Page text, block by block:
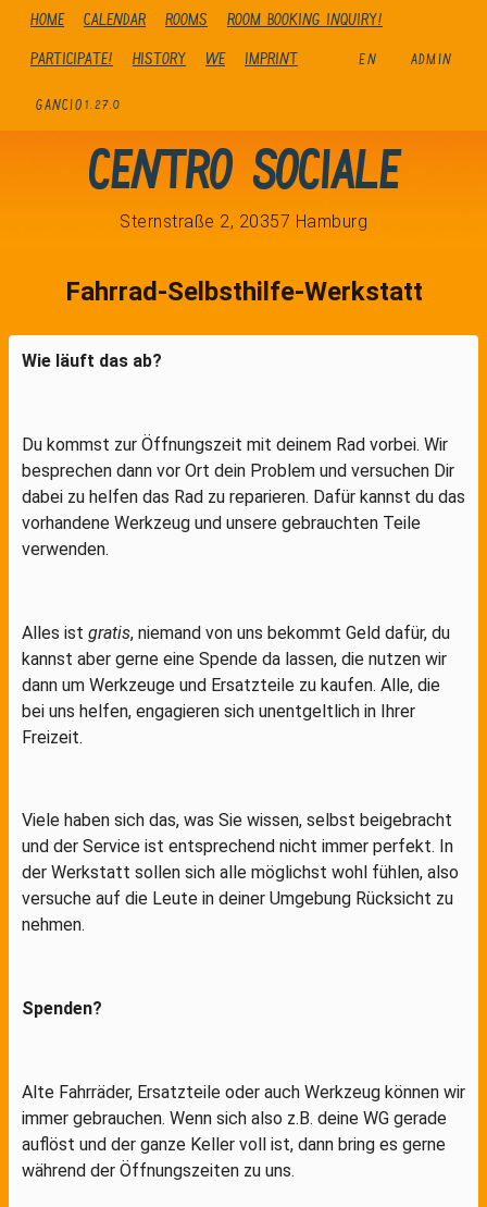
Home Calendar Rooms
Room booking inquiry!
Participate!
history We Imprint EN ADMIN
GANCIO 1.27.0
Centro Sociale
Sternstraße 2, 20357 Hamburg
Fahrrad-Selbsthilfe-Werkstatt
Wie läuft das ab?
Du kommst zur Öffnungszeit mit deinem Rad vorbei. Wir
besprechen dann vor Ort dein Problem und versuchen Dir
dabei zu helfen das Rad zu reparieren. Dafür kannst du das
vorhandene Werkzeug und unsere gebrauchten Teile
verwenden.
Alles ist gratis, niemand von uns bekommt Geld dafür, du
kannst aber gerne eine Spende da lassen, die nutzen wir
dann um Werkzeuge und Ersatzteile zu kaufen. Alle, die
bei uns helfen, engagieren sich unentgeltlich in Ihrer
Freizeit.
Viele haben sich das, was Sie wissen, selbst beigebracht
und der Service ist entsprechend nicht immer perfekt. In
der Werkstatt sollen sich alle möglichst wohl fühlen, also
versuche auf die Leute in deiner Umgebung Rücksicht zu
nehmen.
Spenden?
Alte Fahrräder, Ersatzteile oder auch Werkzeug können wir
immer gebrauchen. Wenn sich also z.B. deine WG gerade
auflöst und der ganze Keller voll ist, dann bring es gerne
während der Öffnungszeiten zu uns.